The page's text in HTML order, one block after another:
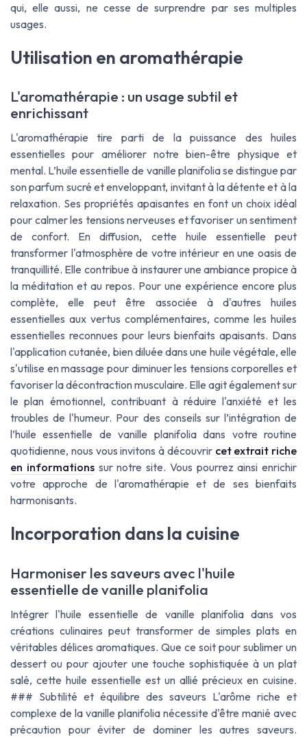
qui, elle aussi, ne cesse de surprendre par ses multiples
usages.
Utilisation en aromathérapie
L'aromathérapie : un usage subtil et
enrichissant
L'aromathérapie tire parti de la puissance des huiles
essentielles pour améliorer notre bien-être physique et
mental. L’huile essentielle de vanille planifolia se distingue par
son parfum sucré et enveloppant, invitant à la détente et à la
relaxation. Ses propriétés apaisantes en font un choix idéal
pour calmer les tensions nerveuses et favoriser un sentiment
de confort. En diffusion, cette huile essentielle peut
transformer l'atmosphère de votre intérieur en une oasis de
tranquillité. Elle contribue à instaurer une ambiance propice à
la méditation et au repos. Pour une expérience encore plus
complète, elle peut être associée à d'autres huiles
essentielles aux vertus complémentaires, comme les huiles
essentielles reconnues pour leurs bienfaits apaisants. Dans
l'application cutanée, bien diluée dans une huile végétale, elle
s'utilise en massage pour diminuer les tensions corporelles et
favoriser la décontraction musculaire. Elle agit également sur
le plan émotionnel, contribuant à réduire l'anxiété et les
troubles de l'humeur. Pour des conseils sur l’intégration de
l’huile essentielle de vanille planifolia dans votre routine
quotidienne, nous vous invitons à découvrir cet extrait riche
en informationssur notre site. Vous pourrez ainsi enrichir
votre approche de l'aromathérapie et de ses bienfaits
harmonisants.
Incorporation dans la cuisine
Harmoniser les saveurs avec l'huile
essentielle de vanille planifolia
Intégrer l'huile essentielle de vanille planifolia dans vos
créations culinaires peut transformer de simples plats en
véritables délices aromatiques. Que ce soit pour sublimer un
dessert ou pour ajouter une touche sophistiquée à un plat
salé, cette huile essentielle est un allié précieux en cuisine.
### Subtilité et équilibre des saveurs L'arôme riche et
complexe de la vanille planifolia nécessite d'être manié avec
précaution pour éviter de dominer les autres saveurs.